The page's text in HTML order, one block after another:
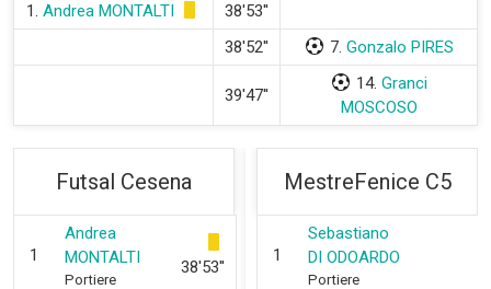
1. Andrea MONTALTI
38'53''
38'52''
7. Gonzalo PIRES
39'47''
14. Granci
MOSCOSO
Futsal Cesena
1
Andrea
MONTALTI
Portiere
38'53''
MestreFenice C5
1
Sebastiano
DI ODOARDO
Portiere